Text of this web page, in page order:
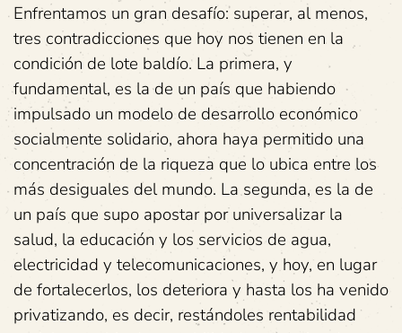
Enfrentamos un gran desafío: superar, al menos,
tres contradicciones que hoy nos tienen en la
condición de lote baldío. La primera, y
fundamental, es la de un país que habiendo
impulsado un modelo de desarrollo económico
socialmente solidario, ahora haya permitido una
concentración de la riqueza que lo ubica entre los
más desiguales del mundo. La segunda, es la de
un país que supo apostar por universalizar la
salud, la educación y los servicios de agua,
electricidad y telecomunicaciones, y hoy, en lugar
de fortalecerlos, los deteriora y hasta los ha venido
privatizando, es decir, restándoles rentabilidad